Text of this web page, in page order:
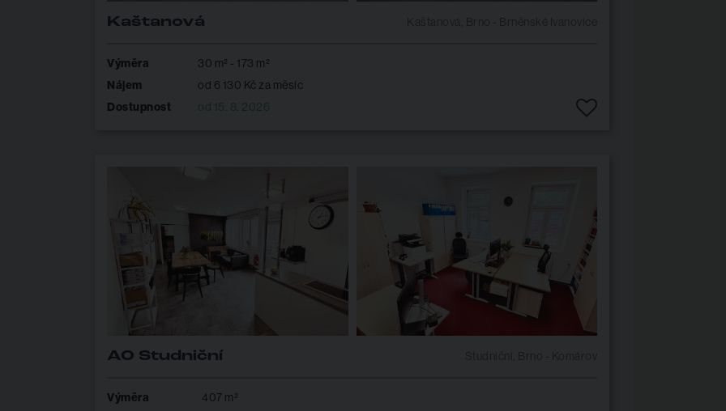
Kaštanová
Výměra 30 m² - 173 m²
Nájem od 6 130 Kč za měsíc
Dostupnost
AO Studniční
Výměra 407 m²